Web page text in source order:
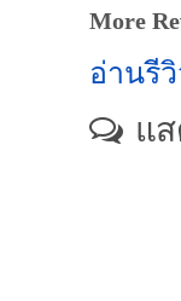
More
อ่านรี
แ